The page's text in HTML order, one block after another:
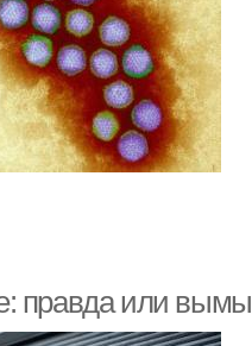
правда или